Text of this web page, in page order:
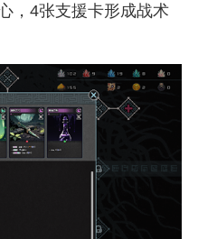
，4张支援卡形成战术